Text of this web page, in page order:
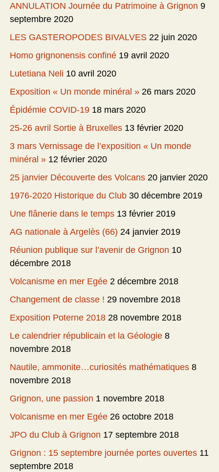
ANNULATION Journée du Patrimoine à Grignon 9
septembre 2020
LES GASTEROPODES BIVALVES 22 juin 2020
Homo grignonensis confiné 19 avril 2020
Lutetiana Neli 10 avril 2020
Exposition « Un monde minéral » 26 mars 2020
Épidémie COVID-19 18 mars 2020
25-26 avril Sortie à Bruxelles 13 février 2020
3 mars Vernissage de l’exposition « Un monde
minéral » 12 février 2020
25 janvier Découverte des Volcans 20 janvier 2020
1976-2020 Historique du Club 30 décembre 2019
Une flânerie dans le temps 13 février 2019
AG nationale à Argelès (66) 24 janvier 2019
Réunion publique sur l’avenir de Grignon 10
décembre 2018
Volcanisme en mer Egée 2 décembre 2018
Changement de classe ! 29 novembre 2018
Exposition Poterne 2018 28 novembre 2018
Le calendrier républicain et la Géologie 8
novembre 2018
Nautile, ammonite…curiosités mathématiques 8
novembre 2018
Grignon, une passion 1 novembre 2018
Volcanisme en mer Egée 26 octobre 2018
JPO du Club à Grignon 17 septembre 2018
Grignon : 15 septembre journée portes ouvertes 11
septembre 2018